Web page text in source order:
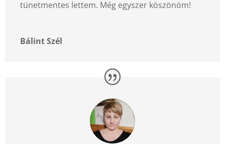
tünetmentes lettem. Még egyszer köszönöm!
Bálint Szél